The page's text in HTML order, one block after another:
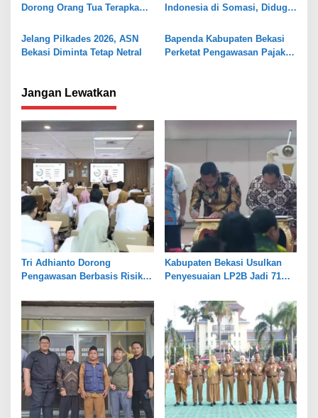
Dorong Orang Tua Terapkan
Lindungi Anak
Indonesia di Somasi, Diduga
Rp338 Juta
Jelang Pilkades 2026, ASN
Bekasi Diminta Tetap Netral
Bapenda Kabupaten Bekasi
Perketat Pengawasan Pajak
Jangan Lewatkan
Tri Adhianto Dorong
Pengawasan Berbasis Risiko,
Kelola
Kabupaten Bekasi Usulkan
Penyesuaian LP2B Jadi 71
Industri dan Pertanian